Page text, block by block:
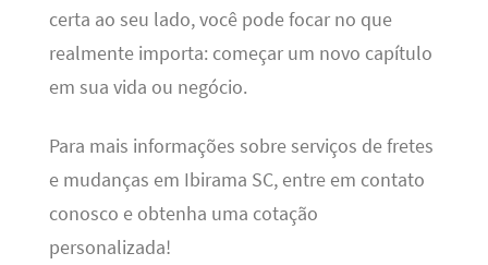
certa ao seu lado, você pode focar no que
realmente importa: começar um novo capítulo
em sua vida ou negócio.
Para mais informações sobre serviços de fretes
e mudanças em Ibirama SC, entre em contato
conosco e obtenha uma cotação
personalizada!